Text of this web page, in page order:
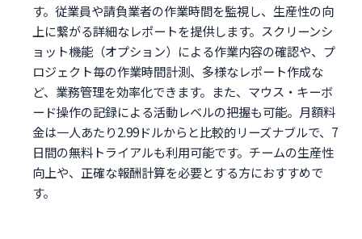
す。従業員や請負業者の作業時間を監視し、生産性の向
上に繋がる詳細なレポートを提供します。スクリーンシ
ョット機能（オプション）による作業内容の確認や、プ
ロジェクト毎の作業時間計測、多様なレポート作成な
ど、業務管理を効率化できます。また、マウス・キーボ
ード操作の記録による活動レベルの把握も可能。月額料
金は一人あたり2.99ドルからと比較的リーズナブルで、7
日間の無料トライアルも利用可能です。チームの生産性
向上や、正確な報酬計算を必要とする方におすすめで
す。